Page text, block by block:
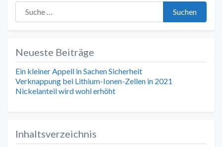
Suche nach:
Suchen
Neueste Beiträge
Ein kleiner Appell in Sachen Sicherheit
Verknappung bei Lithium-Ionen-Zellen in 2021
Nickelanteil wird wohl erhöht
Inhaltsverzeichnis